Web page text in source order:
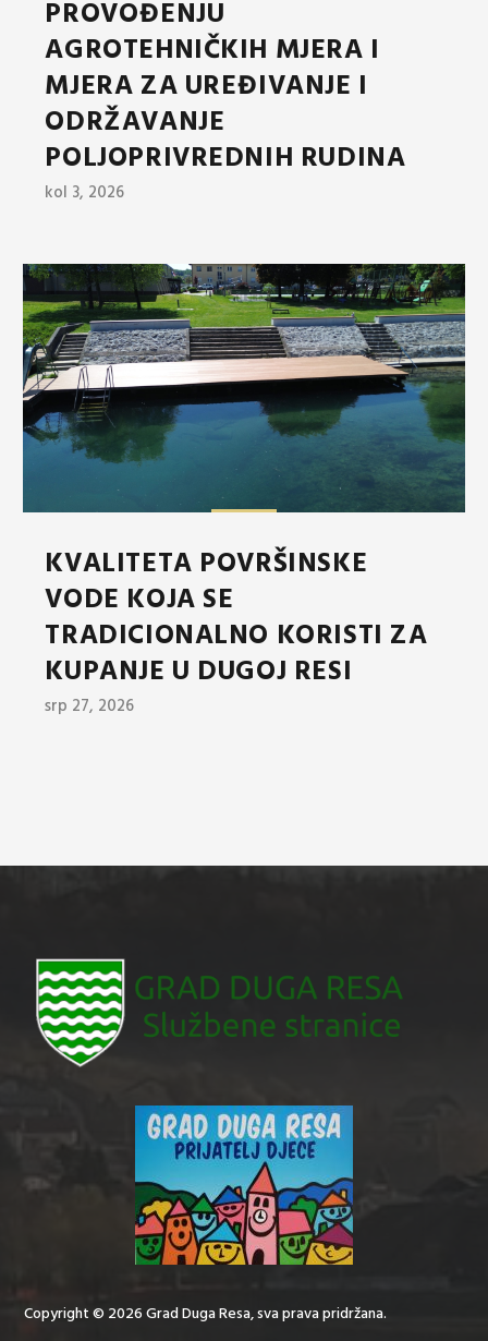
PROVOĐENJU
AGROTEHNIČKIH MJERA I
MJERA ZA UREĐIVANJE I
ODRŽAVANJE
POLJOPRIVREDNIH RUDINA
kol 3, 2026
KVALITETA POVRŠINSKE
VODE KOJA SE
TRADICIONALNO KORISTI ZA
KUPANJE U DUGOJ RESI
srp 27, 2026
Copyright © 2026 Grad Duga Resa, sva prava pridržana.